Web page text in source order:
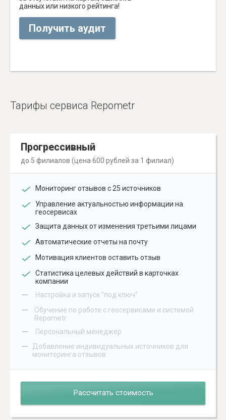
данных или низкого рейтинга!
Получить аудит
Тарифы сервиса Repometr
Прогрессивный
до 5 филиалов (цена 600 рублей за 1 филиал)
Мониторинг отзывов с 25 источников
Управление актуальностью информации на
геосервисах
Защита данных от изменения третьими лицами
Автоматические отчеты на почту
Мотивация клиентов оставить отзыв
Статистика целевых действий в карточках
компании
– Настройка и запуск "под ключ"
–
Обучение по работе с геосервисами и системой
Repometr
– Персональный менеджер
–
Добавление индивидуальных источников для
мониторинга отзывов
Рассчитать стоимость